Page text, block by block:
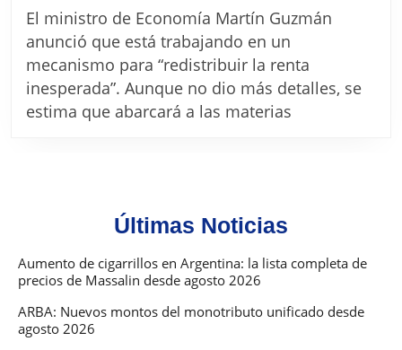
El ministro de Economía Martín Guzmán
anunció que está trabajando en un
mecanismo para “redistribuir la renta
inesperada”. Aunque no dio más detalles, se
estima que abarcará a las materias
Últimas Noticias
Aumento de cigarrillos en Argentina: la lista completa de
precios de Massalin desde agosto 2026
ARBA: Nuevos montos del monotributo unificado desde
agosto 2026